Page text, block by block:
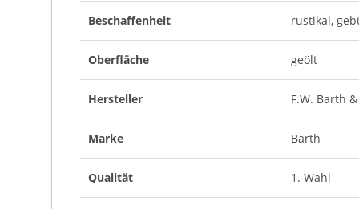
Beschaffenheit rustikal,
Oberfläche geölt
Hersteller F.W. Barth
Marke Barth
Qualität 1. Wahl